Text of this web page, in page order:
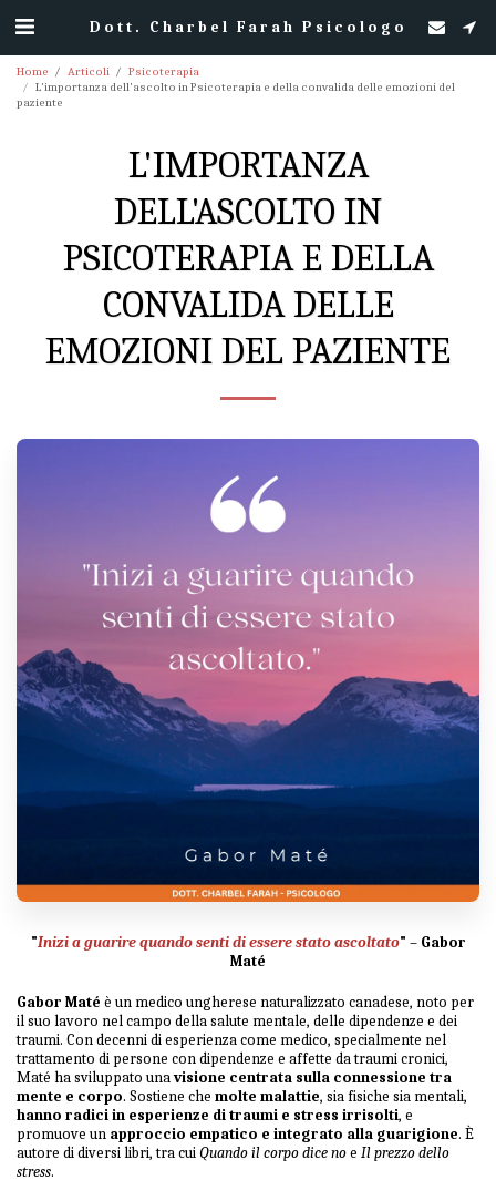
Dott. Charbel Farah Psicologo
Home Articoli
Psicoterapia
L'importanza dell'ascolto in Psicoterapia e della convalida delle emozioni del
paziente
L'IMPORTANZA
DELL'ASCOLTO IN
PSICOTERAPIA E DELLA
CONVALIDA DELLE
EMOZIONI DEL PAZIENTE
"Inizi a guarire quando senti di essere stato ascoltato" – Gabor
Maté
Gabor Maté è un medico ungherese naturalizzato canadese, noto per
il suo lavoro nel campo della salute mentale, delle dipendenze e dei
traumi. Con decenni di esperienza come medico, specialmente nel
trattamento di persone con dipendenze e affette da traumi cronici,
Maté ha sviluppato unavisione centrata sulla connessione tra
mente e corpo. Sostiene che molte malattie, sia fisiche sia mentali,
hanno radici in esperienze di traumi e stress irrisolti, e
promuove un approccio empatico e integrato alla guarigione. È
autore di diversi libri, tra cuiQuando il corpo dice noe Il prezzo dello
stress.